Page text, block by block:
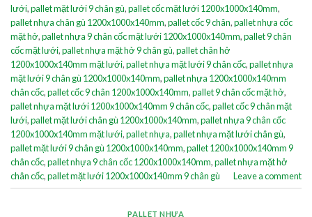
lưới,pallet mặt lưới 9 chân gù,pallet cốc mặt lưới 1200x1000x140mm,
pallet nhựa chân gù 1200x1000x140mm,pallet cốc 9 chân,pallet nhựa cốc
mặt hở,pallet nhựa 9 chân cốc mặt lưới 1200x1000x140mm,pallet 9 chân
cốc mặt lưới,pallet nhựa mặt hở 9 chân gù,pallet chân hở
1200x1000x140mm mặt lưới,pallet nhựa mặt lưới 9 chân cốc,pallet nhựa
mặt lưới 9 chân gù 1200x1000x140mm,pallet nhựa 1200x1000x140mm
chân cốc,pallet cốc 9 chân 1200x1000x140mm,pallet 9 chân cốc mặt hở,
pallet nhựa mặt lưới 1200x1000x140mm 9 chân cốc,pallet cốc 9 chân mặt
lưới,pallet mặt lưới chân gù 1200x1000x140mm,pallet nhựa 9 chân cốc
1200x1000x140mm mặt lưới,pallet nhựa,pallet nhựa mặt lưới chân gù,
pallet mặt lưới 9 chân gù 1200x1000x140mm,pallet 1200x1000x140mm 9
chân cốc,pallet nhựa 9 chân cốc 1200x1000x140mm,pallet nhựa mặt hở
chân cốc,pallet mặt lưới 1200x1000x140mm 9 chân gù Leave a comment
PALLET NHỰA